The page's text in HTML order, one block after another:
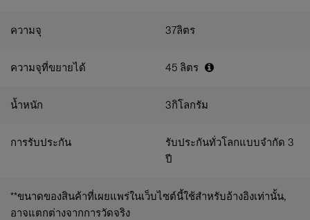
ความจุ 37ลิตร
ความจุที่ขยายได้ 45 ลิตร
น้ำหนัก 3กิโลกรัม
การรับประกัน
รับประกันทั่วโลกแบบจำกัด 3
ปี
**ขนาดของสินค้าที่เผยแพร่ในเว็บไซต์นี้ใช้สำหรับอ้างอิงเท่านั้น,
อาจแตกต่างจากการวัดจริง